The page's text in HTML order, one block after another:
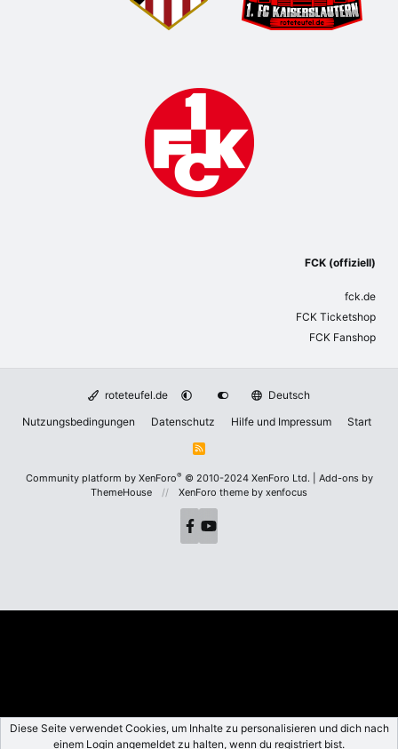
FCK (offiziell)
fck.de
FCK Ticketshop
FCK Fanshop
roteteufel.de
Deutsch
Nutzungsbedingungen
Datenschutz Hilfe und Impressum Start
R
Community platform by XenForo® © 2010-2024 XenForo Ltd.
Add-ons by
ThemeHouse
XenForo theme by xenfocus
Diese Seite verwendet Cookies, um Inhalte zu personalisieren und dich nach
einem Login angemeldet zu halten, wenn du registriert bist.